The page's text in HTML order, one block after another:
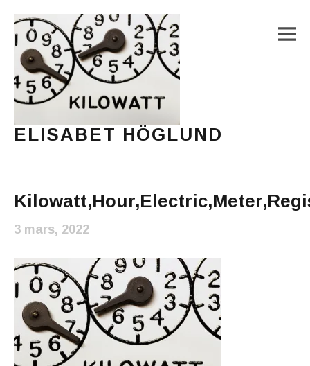
ELISABET HÖGLUND
3 mars, 2022